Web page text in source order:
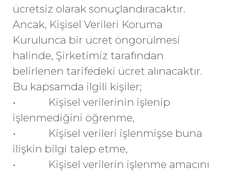
ücretsiz olarak sonuçlandıracaktır.
Ancak, Kişisel Verileri Koruma
Kurulunca bir ücret öngörülmesi
halinde, Şirketimiz tarafından
belirlenen tarifedeki ücret alınacaktır.
Bu kapsamda ilgili kişiler;
• Kişisel verilerinin işlenip
işlenmediğini öğrenme,
• Kişisel verileri işlenmişse buna
ilişkin bilgi talep etme,
• Kişisel verilerin işlenme amacını